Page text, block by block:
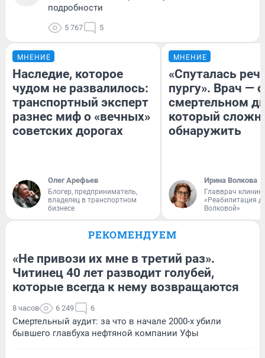
подробности
5 767 5
МНЕНИЕ
Наследие, которое
чудом не развалилось:
транспортный эксперт
разнес миф о «вечных»
советских дорогах
Олег Арефьев
Блогер, предприниматель,
владелец в транспортном
бизнесе
МНЕНИЕ
«Спуталась
пургу». Врач — о
смертельном
который
обнаружить
Ирина Волкова
Главврач
«Реабилитация
Волковой»
РЕКОМЕНДУЕМ
«Не привози их мне в третий раз».
Читинец 40 лет разводит голубей,
которые всегда к нему возвращаются
8 часов 6 249 6
Смертельный аудит: за что в начале 2000-х убили
бывшего главбуха нефтяной компании Уфы